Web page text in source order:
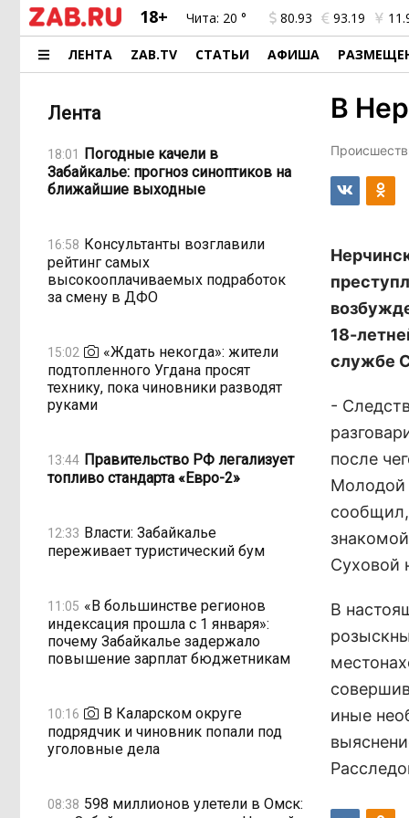
18+ Чита: 20 ° 80.93 93.19
ЛЕНТА ZAB.TV СТАТЬИ АФИША
Лента
18:01 Погодные качели в
Забайкалье: прогноз синоптиков на
ближайшие выходные
16:58 Консультанты возглавили
рейтинг самых
высокооплачиваемых подработок
за смену в ДФО
15:02
«Ждать некогда»: жители
подтопленного Угдана просят
технику, пока чиновники разводят
руками
13:44 Правительство РФ легализует
топливо стандарта «Евро-2»
12:33 Власти: Забайкалье
переживает туристический бум
11:05 «В большинстве регионов
индексация прошла с 1 января»:
почему Забайкалье задержало
повышение зарплат бюджетникам
10:16
В Каларском округе
подрядчик и чиновник попали под
уголовные дела
08:38 598 миллионов улетели в Омск:
В
18-
службе
-
после
Молодой
сообщил,
Суховой
В
иные